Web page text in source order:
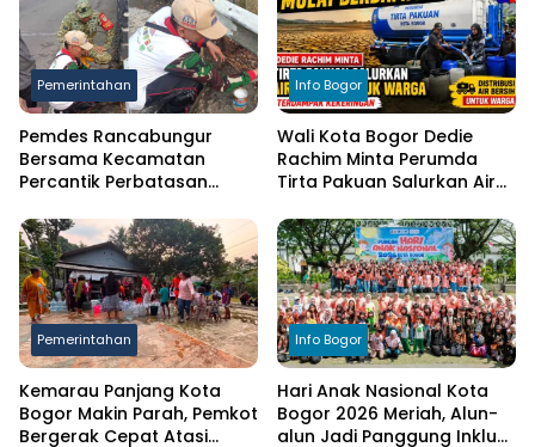
Pemerintahan
Pemdes Rancabungur
Bersama Kecamatan
Percantik Perbatasan
Putih Sambut HUT RI ke-81
Info Bogor
Wali Kota Bogor Dedie
Rachim Minta Perumda
Tirta Pakuan Salurkan Air
Terdampak Kekeringan
Pemerintahan
Kemarau Panjang Kota
Bogor Makin Parah, Pemkot
Bergerak Cepat Atasi
Info Bogor
Hari Anak Nasional Kota
Bogor 2026 Meriah, Alun-
alun Jadi Panggung Inklusi